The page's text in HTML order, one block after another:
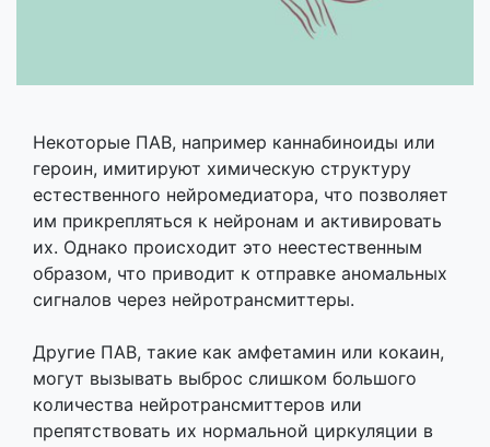
Некоторые ПАВ, например каннабиноиды или
героин, имитируют химическую структуру
естественного нейромедиатора, что позволяет
им прикрепляться к нейронам и активировать
их. Однако происходит это неестественным
образом, что приводит к отправке аномальных
сигналов через нейротрансмиттеры.
Другие ПАВ, такие как амфетамин или кокаин,
могут вызывать выброс слишком большого
количества нейротрансмиттеров или
препятствовать их нормальной циркуляции в